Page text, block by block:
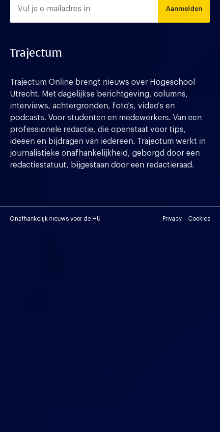
Aanmelden
Trajectum
Trajectum Online brengt nieuws over Hogeschool
Utrecht. Met dagelijkse berichtgeving, columns,
interviews, achtergronden, foto's, video's en
podcasts. Voor studenten en medewerkers. Van een
professionele redactie, die openstaat voor tips,
ideeen en bijdragen van iedereen. Trajectum werkt in
journalistieke onafhankelijkheid, geborgd door een
redactiestatuut, bijgestaan door een redactieraad.
Onafhankelijk nieuws voor de HU Privacy Cookies